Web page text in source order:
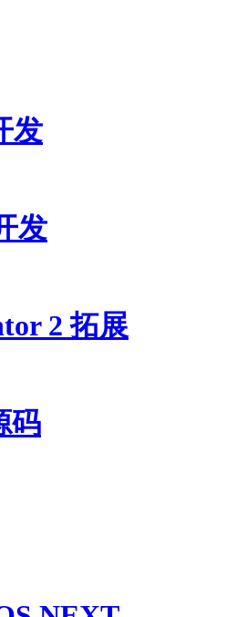
发
发
2 拓展
码